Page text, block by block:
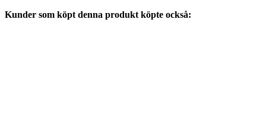
Kunder som köpt denna produkt köpte också: